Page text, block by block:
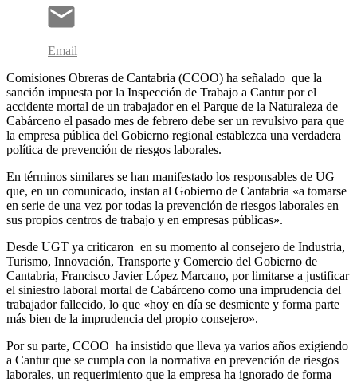
Email
Comisiones Obreras de Cantabria (CCOO) ha señalado que la
sanción impuesta por la Inspección de Trabajo a Cantur por el
accidente mortal de un trabajador en el Parque de la Naturaleza de
Cabárceno el pasado mes de febrero debe ser un revulsivo para que
la empresa pública del Gobierno regional establezca una verdadera
política de prevención de riesgos laborales.
En términos similares se han manifestado los responsables de UG
que, en un comunicado, instan al Gobierno de Cantabria «a tomarse
en serie de una vez por todas la prevención de riesgos laborales en
sus propios centros de trabajo y en empresas públicas».
Desde UGT ya criticaron en su momento al consejero de Industria,
Turismo, Innovación, Transporte y Comercio del Gobierno de
Cantabria, Francisco Javier López Marcano, por limitarse a justificar
el siniestro laboral mortal de Cabárceno como una imprudencia del
trabajador fallecido, lo que «hoy en día se desmiente y forma parte
más bien de la imprudencia del propio consejero».
Por su parte, CCOO ha insistido que lleva ya varios años exigiendo
a Cantur que se cumpla con la normativa en prevención de riesgos
laborales, un requerimiento que la empresa ha ignorado de forma